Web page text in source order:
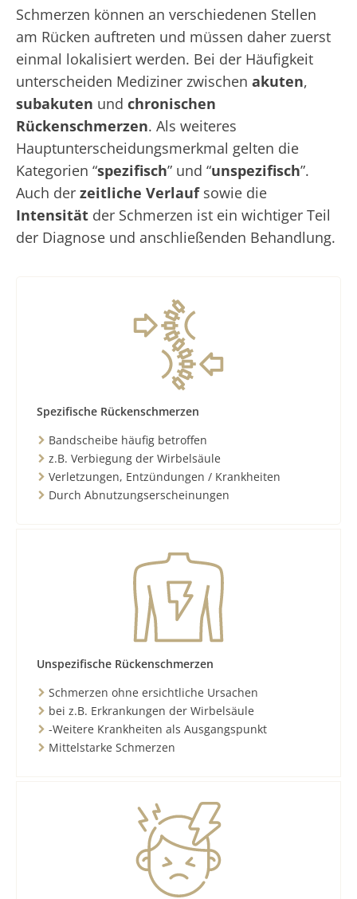
Schmerzen können an verschiedenen Stellen
am Rücken auftreten und müssen daher zuerst
einmal lokalisiert werden. Bei der Häufigkeit
unterscheiden Mediziner zwischen akuten,
subakuten und chronischen
Rückenschmerzen. Als weiteres
Hauptunterscheidungsmerkmal gelten die
Kategorien “spezifisch” und “unspezifisch”.
Auch der zeitliche Verlauf sowie die
Intensität der Schmerzen ist ein wichtiger Teil
der Diagnose und anschließenden Behandlung.
Spezifische Rückenschmerzen
Bandscheibe häufig betroffen
z.B. Verbiegung der Wirbelsäule
Verletzungen, Entzündungen / Krankheiten
Durch Abnutzungserscheinungen
Unspezifische Rückenschmerzen
Schmerzen ohne ersichtliche Ursachen
bei z.B. Erkrankungen der Wirbelsäule
-Weitere Krankheiten als Ausgangspunkt
Mittelstarke Schmerzen